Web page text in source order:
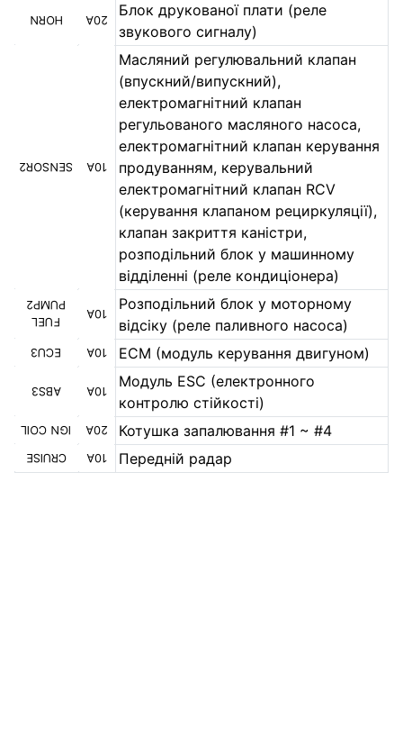
HORN 20A
Блок друкованої плати (реле
звукового сигналу)
SENSOR2 10A
Масляний регулювальний клапан
(впускний/випускний),
електромагнітний клапан
регульованого масляного насоса,
електромагнітний клапан керування
продуванням, керувальний
електромагнітний клапан RCV
(керування клапаном рециркуляції),
клапан закриття каністри,
розподільний блок у машинному
відділенні (реле кондиціонера)
FUEL
PUMP2
10A
Розподільний блок у моторному
відсіку (реле паливного насоса)
ECU3 10A ECM (модуль керування двигуном)
ABS3 10A
Модуль ESC (електронного
контролю стійкості)
IGN COIL 20A Котушка запалювання #1 ~ #4
CRUISE 10A Передній радар